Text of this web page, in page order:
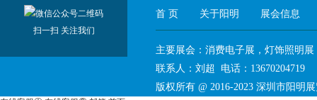
扫一扫 关注我们
首 页 关于阳明 展会信息
主要展会：消费电子展，灯饰照明
联系人：刘超 电话：13670204719
版权所有 @ 2016-2023 深圳市阳明